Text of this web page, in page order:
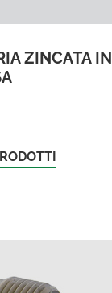
ZINCATA IN